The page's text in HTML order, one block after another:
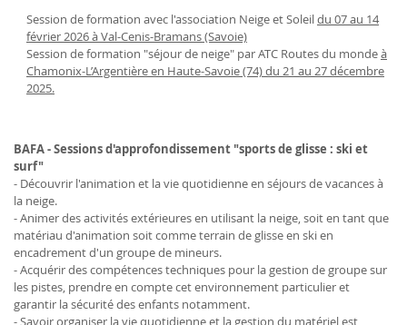
Session de formation avec l'association Neige et Soleildu 07 au 14
février 2026 à Val-Cenis-Bramans (Savoie)
Session de formation "séjour de neige" par ATC Routes du mondeà
Chamonix-L’Argentière en Haute-Savoie (74) du 21 au 27 décembre
2025.
BAFA - Sessions d'approfondissement "sports de glisse : ski et
surf"
- Découvrir l'animation et la vie quotidienne en séjours de vacances à
la neige.
- Animer des activités extérieures en utilisant la neige, soit en tant que
matériau d'animation soit comme terrain de glisse en ski en
encadrement d'un groupe de mineurs.
- Acquérir des compétences techniques pour la gestion de groupe sur
les pistes, prendre en compte cet environnement particulier et
garantir la sécurité des enfants notamment.